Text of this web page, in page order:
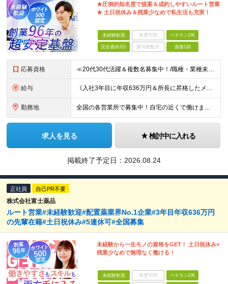
★圧倒的知名度で提案＆成約しやすいルート営業
★ 土日祝休み＆残業少なめで私生活も充実！
未経験歓迎 学歴不問 ベテランOK
完全週休2日 賞与複数月 面接1回
応募資格 ≪20代30代活躍＆複数名募集中！/職種・業種未経験大歓迎/第二新卒OK≫ ◎普通自動車免許（AT限定可）をお持ちの方 └お客様先へ訪問するため、問題なく運転ができる方を想定しています。 ◎高卒以上
給与 《入社3年目に年収636万円＆所長に昇格したメンバーも！》 ◆月給245,796円～269,205円+営業実績手当+諸手当 ※試用期間3ヶ月(待遇同一) ※固定残業代(22.5時間分/35,796円～
勤務地 全国の各営業所で募集中！自宅の近くで働けます。 ※住所は一部の営業所のみ載せています ★詳細は以下のリンクをご覧ください https://www.fujiyakuhin.co.jp/shop/eig
求人を見る 検討中に入れる
掲載終了予定日： 2026.08.24
正社員 自己PR不要
株式会社富士薬品
ルート営業#未経験歓迎#配置薬業界No.1企業#3年目年収636万円
の先輩在籍#土日祝休み#5連休可#全国募集
未経験から一生モノの資格をGET！ 土日祝休み×
残業少なめで無理なく働ける！
未経験歓迎 学歴不問 ベテランOK